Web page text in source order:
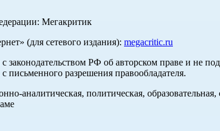
Мегакритик
(для сетевого издания): megacritic.ru
законодательством РФ об авторском праве и не
письменного разрешения правообладателя.
политическая, образовательная,